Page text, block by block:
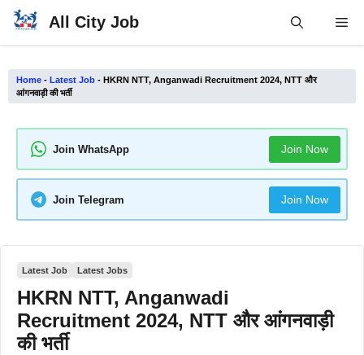
Skip
All City Job
Home - Latest Job - HKRN NTT, Anganwadi Recruitment 2024, NTT और
आंगनवाड़ी की भर्ती
Join WhatsApp Join Now
Join Telegram Join Now
Latest Job Latest Jobs
HKRN NTT, Anganwadi
Recruitment 2024, NTT और आंगनवाड़ी
की भर्ती